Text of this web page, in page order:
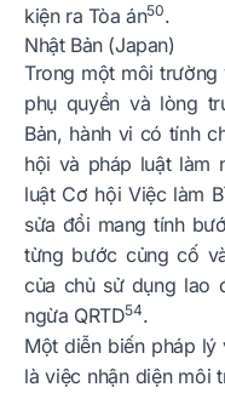
kiện ra Tòa án50.
Nhật Bản (Japan)
Trong một môi trường
phụ quyền và lòng
Bản, hành vi có tính
hội và pháp luật làm
luật Cơ hội Việc làm
sửa đổi mang tính
từng bước củng cố
của chủ sử dụng lao
ngừa QRTD54.
Một diễn biến pháp
là việc nhận diện môi